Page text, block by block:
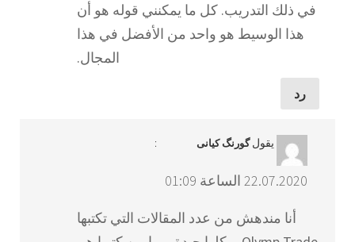
في ذلك التدريب. كل ما يمكنني قوله هو أن
هذا الوسيط هو واحد من الأفضل في هذا
المجال.
رد
يقول گورنگ کیانی :
22.07.2020 الساعة 01:09
أنا مندهش من عدد المقالات التي تكتبها